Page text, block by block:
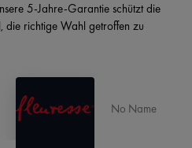
No Name
5-Jahre-Garantie schützt die
die richtige Wahl getroffen zu